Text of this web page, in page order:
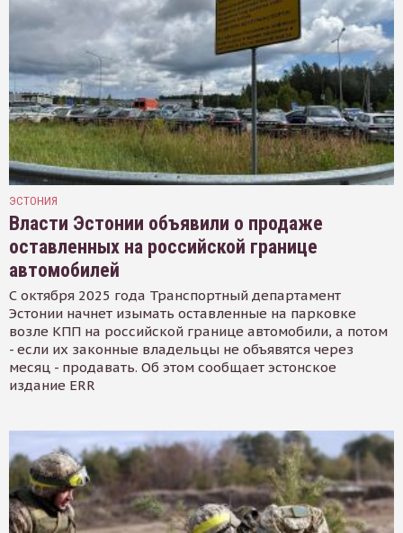
ЭСТОНИЯ
Власти Эстонии объявили о продаже
оставленных на российской границе
автомобилей
С октября 2025 года Транспортный департамент
Эстонии начнет изымать оставленные на парковке
возле КПП на российской границе автомобили, а потом
- если их законные владельцы не объявятся через
месяц - продавать. Об этом сообщает эстонское
издание ERR